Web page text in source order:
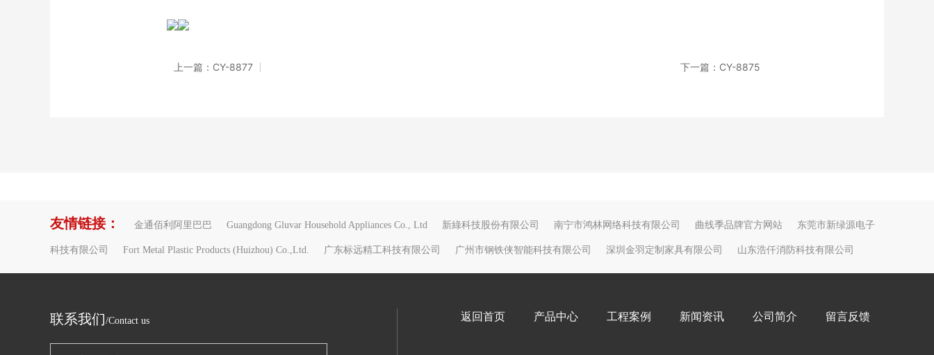
上一篇：CY-8877 下一篇：CY-8875
友情链接： 金通佰利阿里巴巴 Guangdong Gluvar Household Appliances Co., Ltd 新綠科技股份有限公司 南宁市鸿林网络科技有限公司 曲线季品牌官方网站 东莞市新绿源电子
科技有限公司 Fort Metal Plastic Products (Huizhou) Co.,Ltd. 广东标远精工科技有限公司 广州市钢铁侠智能科技有限公司 深圳金羽定制家具有限公司 山东浩仟消防科技有限公司
联系我们/Contact us 返回首页 产品中心 工程案例 新闻资讯 公司简介 留言反馈